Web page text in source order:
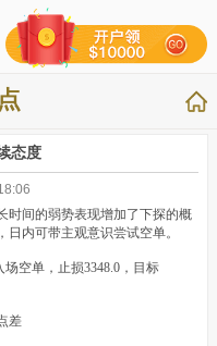
态度
时间的弱势表现增加了下探的概
内可带主观意识尝试空单。
空单，止损3348.0，目标
差